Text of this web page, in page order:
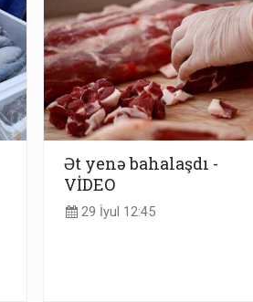
Ət yenə bahalaşdı -
VİDEO
29 İyul 12:45